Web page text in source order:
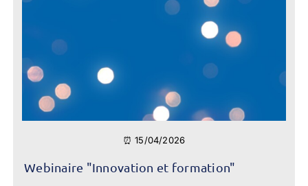
⏰ 15/04/2026
Webinaire "Innovation et formation"